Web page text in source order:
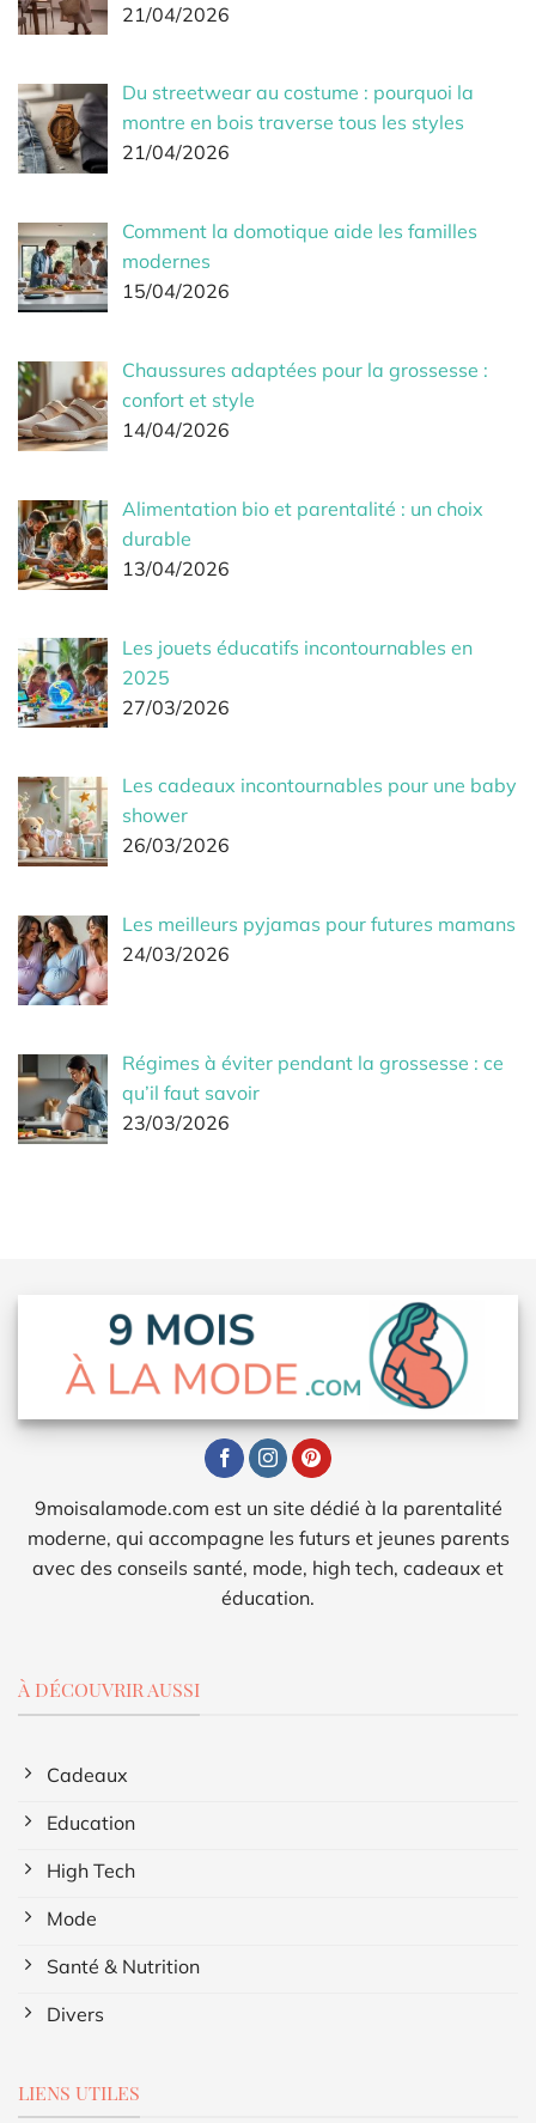
21/04/2026
Du streetwear au costume : pourquoi la
montre en bois traverse tous les styles
21/04/2026
Comment la domotique aide les familles
modernes
15/04/2026
Chaussures adaptées pour la grossesse :
confort et style
14/04/2026
Alimentation bio et parentalité : un choix
durable
13/04/2026
Les jouets éducatifs incontournables en
2025
27/03/2026
Les cadeaux incontournables pour une baby
shower
26/03/2026
Les meilleurs pyjamas pour futures mamans
24/03/2026
Régimes à éviter pendant la grossesse : ce
qu’il faut savoir
23/03/2026
9moisalamode.com est un site dédié à la parentalité
moderne, qui accompagne les futurs et jeunes parents
avec des conseils santé, mode, high tech, cadeaux et
éducation.
À DÉCOUVRIR AUSSI
Cadeaux
Education
High Tech
Mode
Santé & Nutrition
Divers
LIENS UTILES